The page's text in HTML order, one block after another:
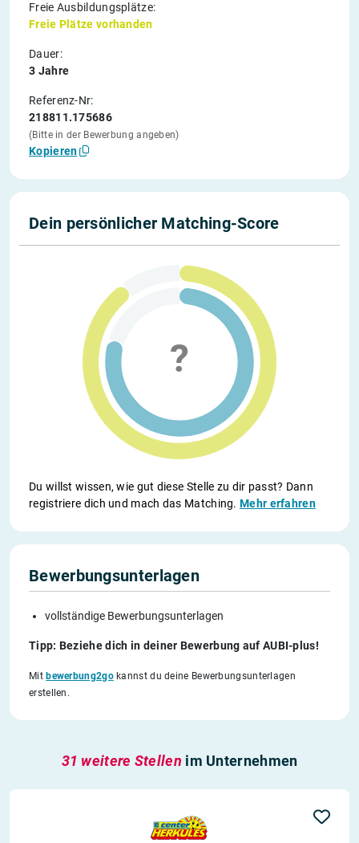
Freie Ausbildungsplätze:
Freie Plätze vorhanden
Dauer:
3 Jahre
Referenz-Nr:
218811.175686
(Bitte in der Bewerbung angeben)
Kopieren
Dein persönlicher Matching-Score
Du willst wissen, wie gut diese Stelle zu dir passt? Dann
registriere dich und mach das Matching.Mehr erfahren
Bewerbungsunterlagen
vollständige Bewerbungsunterlagen
Tipp: Beziehe dich in deiner Bewerbung auf AUBI-plus!
Mit bewerbung2gokannst du deine Bewerbungsunterlagen
erstellen.
31 weitere Stellen im Unternehmen